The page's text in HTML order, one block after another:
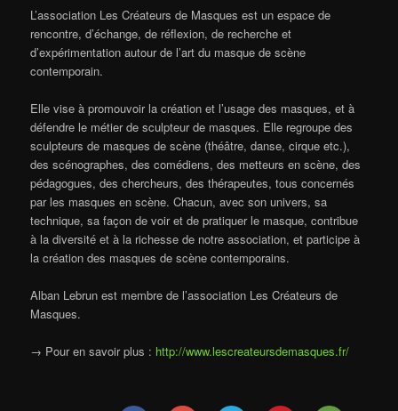
L’association Les Créateurs de Masques est un espace de
rencontre, d’échange, de réflexion, de recherche et
d’expérimentation autour de l’art du masque de scène
contemporain.
Elle vise à promouvoir la création et l’usage des masques, et à
défendre le métier de sculpteur de masques. Elle regroupe des
sculpteurs de masques de scène (théâtre, danse, cirque etc.),
des scénographes, des comédiens, des metteurs en scène, des
pédagogues, des chercheurs, des thérapeutes, tous concernés
par les masques en scène. Chacun, avec son univers, sa
technique, sa façon de voir et de pratiquer le masque, contribue
à la diversité et à la richesse de notre association, et participe à
la création des masques de scène contemporains.
Alban Lebrun est membre de l’association Les Créateurs de
Masques.
→ Pour en savoir plus : http://www.lescreateursdemasques.fr/